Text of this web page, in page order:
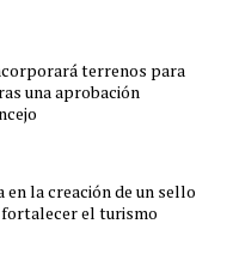
terrenos para
una aprobación
en la creación de un sello
el turismo